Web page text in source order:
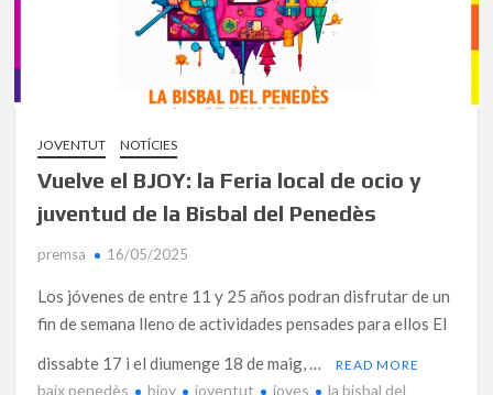
JOVENTUT NOTÍCIES
Vuelve el BJOY: la Feria local de ocio y
juventud de la Bisbal del Penedès
premsa 16/05/2025
Los jóvenes de entre 11 y 25 años podran disfrutar de un
fin de semana lleno de actividades pensades para ellos El
dissabte 17 i el diumenge 18 de maig, …
READ MORE
baix penedès bjoy joventut joves la bisbal del